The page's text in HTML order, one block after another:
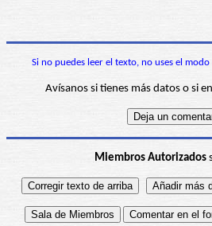
Si no puedes leer el texto, no uses el
Avísanos si tienes más datos o si
Miembros Autorizados